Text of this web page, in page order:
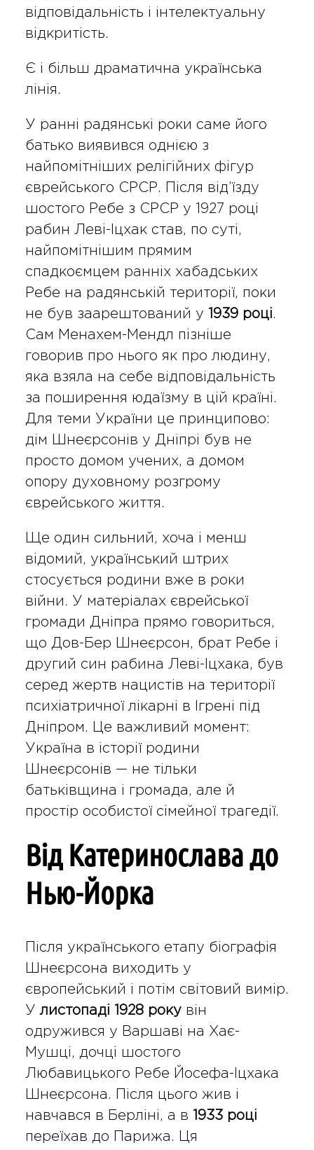
відповідальність і інтелектуальну
відкритість.
Є і більш драматична українська
лінія.
У ранні радянські роки саме його
батько виявився однією з
найпомітніших релігійних фігур
єврейського СРСР. Після від’їзду
шостого Ребе з СРСР у 1927 році
рабин Леві-Іцхак став, по суті,
найпомітнішим прямим
спадкоємцем ранніх хабадських
Ребе на радянській території, поки
не був заарештований у 1939 році.
Сам Менахем-Мендл пізніше
говорив про нього як про людину,
яка взяла на себе відповідальність
за поширення юдаїзму в цій країні.
Для теми України це принципово:
дім Шнеєрсонів у Дніпрі був не
просто домом учених, а домом
опору духовному розгрому
єврейського життя.
Ще один сильний, хоча і менш
відомий, український штрих
стосується родини вже в роки
війни. У матеріалах єврейської
громади Дніпра прямо говориться,
що Дов-Бер Шнеєрсон, брат Ребе і
другий син рабина Леві-Іцхака, був
серед жертв нацистів на території
психіатричної лікарні в Ігрені під
Дніпром. Це важливий момент:
Україна в історії родини
Шнеєрсонів — не тільки
батьківщина і громада, але й
простір особистої сімейної трагедії.
Від Катеринослава до
Нью-Йорка
Після українського етапу біографія
Шнеєрсона виходить у
європейський і потім світовий вимір.
Улистопаді 1928 рокувін
одружився у Варшаві на Хає-
Мушці, дочці шостого
Любавицького Ребе Йосефа-Іцхака
Шнеєрсона. Після цього жив і
навчався в Берліні, а в 1933 році
переїхав до Парижа. Ця